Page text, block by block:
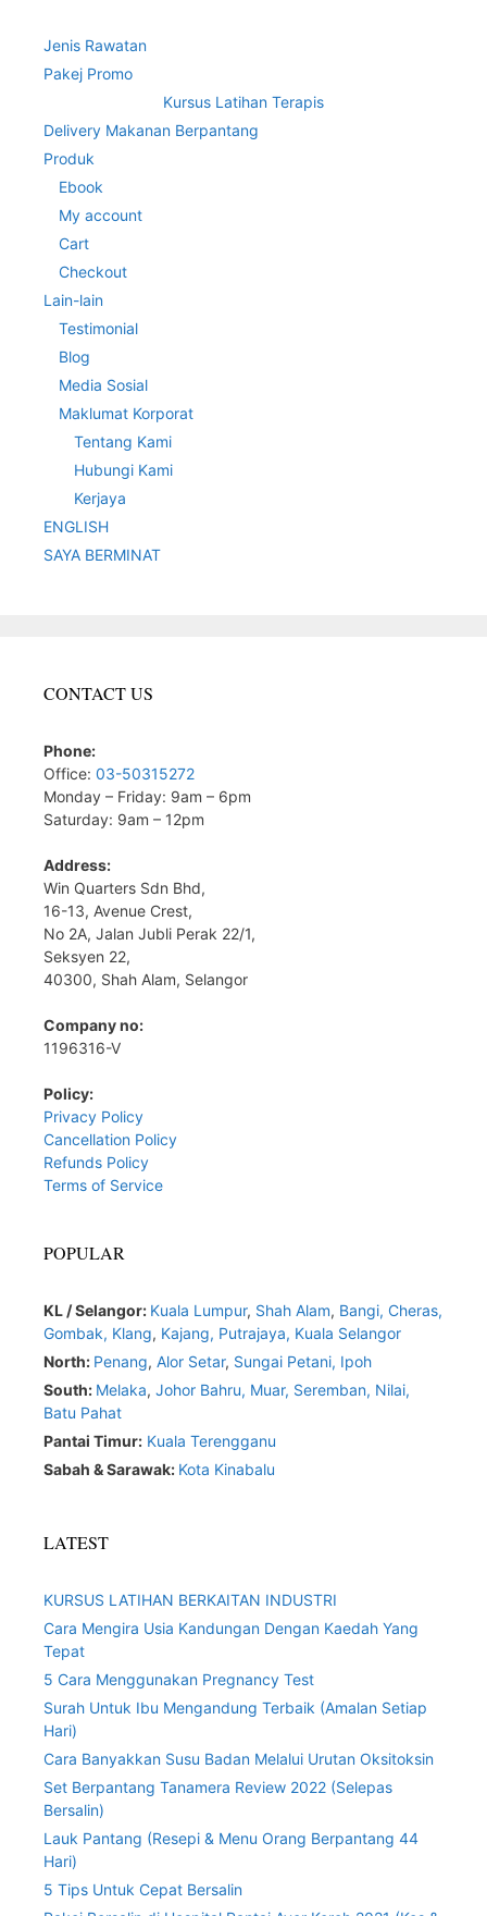
Jenis Rawatan
Pakej Promo
Kursus Latihan Terapis
Delivery Makanan Berpantang
Produk
Ebook
My account
Cart
Checkout
Lain-lain
Testimonial
Blog
Media Sosial
Maklumat Korporat
Tentang Kami
Hubungi Kami
Kerjaya
ENGLISH
SAYA BERMINAT
CONTACT US
Phone:
Office: 03-50315272
Monday – Friday: 9am – 6pm
Saturday: 9am – 12pm
Address:
Win Quarters Sdn Bhd,
16-13, Avenue Crest,
No 2A, Jalan Jubli Perak 22/1,
Seksyen 22,
40300, Shah Alam, Selangor
Company no:
1196316-V
Policy:
Privacy Policy
Cancellation Policy
Refunds Policy
Terms of Service
POPULAR
KL / Selangor: Kuala Lumpur, Shah Alam, Bangi, Cheras,
Gombak, Klang, Kajang, Putrajaya, Kuala Selangor
North: Penang, Alor Setar, Sungai Petani, Ipoh
South: Melaka, Johor Bahru, Muar, Seremban, Nilai,
Batu Pahat
Pantai Timur: Kuala Terengganu
Sabah & Sarawak: Kota Kinabalu
LATEST
KURSUS LATIHAN BERKAITAN INDUSTRI
Cara Mengira Usia Kandungan Dengan Kaedah Yang
Tepat
5 Cara Menggunakan Pregnancy Test
Surah Untuk Ibu Mengandung Terbaik (Amalan Setiap
Hari)
Cara Banyakkan Susu Badan Melalui Urutan Oksitoksin
Set Berpantang Tanamera Review 2022 (Selepas
Bersalin)
Lauk Pantang (Resepi & Menu Orang Berpantang 44
Hari)
5 Tips Untuk Cepat Bersalin